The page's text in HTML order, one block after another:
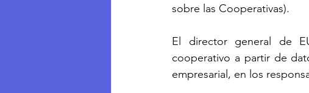
sobre las Cooperativas).
El director general de
cooperativo a partir de
empresarial, en los